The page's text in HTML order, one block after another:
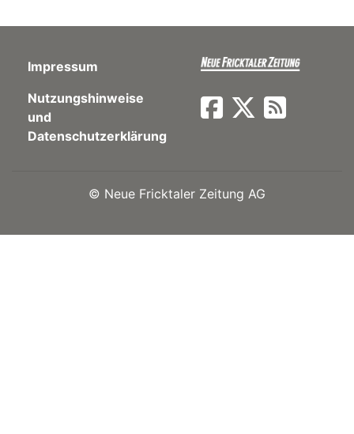
Paper
App
Impressum
Nutzungshinweise
und
Datenschutzerklärung
© Neue Fricktaler Zeitung AG